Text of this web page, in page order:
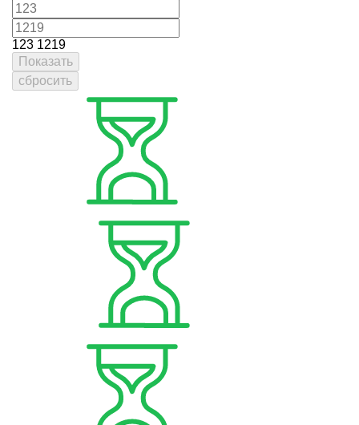
123 1219
Показать
сбросить